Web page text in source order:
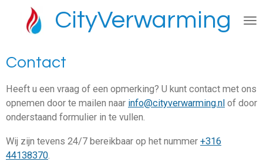
direct
de
hoofdinhoud
CityVerwarming
Contact
Heeft u een vraag of een opmerking? U kunt contact met ons
opnemen door te mailen naar info@cityverwarming.nl of door
onderstaand formulier in te vullen.
Wij zijn tevens 24/7 bereikbaar op het nummer +316
44138370